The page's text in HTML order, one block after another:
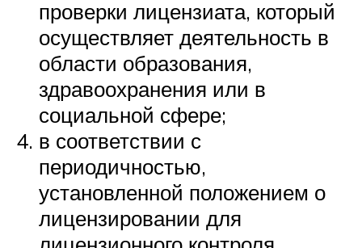
проверки лицензиата, который
осуществляет деятельность в
области образования,
здравоохранения или в
социальной сфере;
в соответствии с
периодичностью,
установленной положением о
лицензировании для